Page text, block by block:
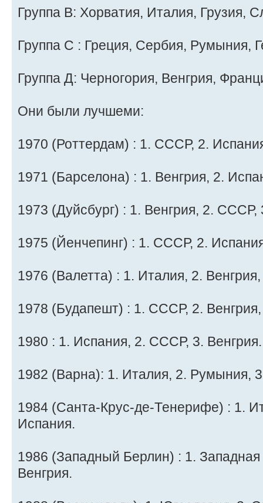
Группа B: Хорватия, Италия, Грузия,
Группа C : Греция, Сербия, Румыния,
Группа Д: Черногория, Венгрия,
Они были лучшеми:
1970 (Роттердам) : 1. СССР, 2.
1971 (Барселона) : 1. Венгрия, 2.
1973 (Дуйсбург) : 1. Венгрия, 2. СССР,
1975 (Йенчепинг) : 1. СССР, 2.
1976 (Валетта) : 1. Италия, 2.
1978 (Будапешт) : 1. СССР, 2.
1980 : 1. Испания, 2. СССР, 3. Венгрия.
1982 (Варна): 1. Италия, 2. Румыния,
1984 (Санта-Крус-де-Тенерифе) : 1.
Испания.
1986 (Западный Берлин) : 1.
Венгрия.